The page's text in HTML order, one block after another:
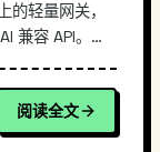
轻量网关，
兼容 API。它
，开发者可以
换到
阅读全文